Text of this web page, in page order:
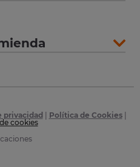
privacidad Política de Cookies|
cookies